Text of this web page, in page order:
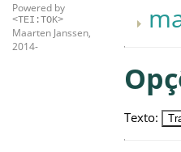
Powered by
<TEI:TOK>
Maarten Janssen,
2014-
Texto: